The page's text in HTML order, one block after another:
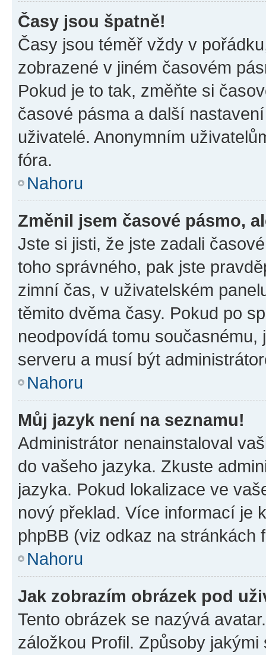
Časy jsou špatně!
Časy jsou téměř vždy v
zobrazené v jiném časovém
Pokud je to tak, změňte si
časové pásma a další
uživatelé. Anonymním
fóra.
Nahoru
Změnil jsem časové pásmo,
Jste si jisti, že jste zadali
toho správného, pak jste
zimní čas, v uživatelském
těmito dvěma časy. Pokud po
neodpovídá tomu
serveru a musí být
Nahoru
Můj jazyk není na seznamu!
Administrátor nenainstaloval
do vašeho jazyka. Zkuste
jazyka. Pokud lokalizace ve
nový překlad. Více informací je
phpBB (viz odkaz na stránkách
Nahoru
Jak zobrazím obrázek pod
Tento obrázek se nazývá
záložkou Profil. Způsoby